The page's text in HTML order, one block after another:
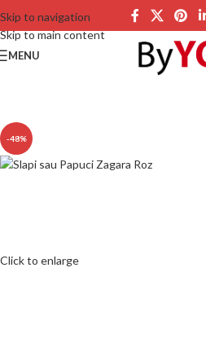
Skip to navigation
Skip to main content
MENU
-48%
Click to enlarge